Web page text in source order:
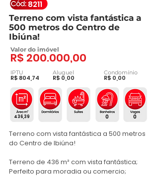
galeria
8211
Terreno com vista fantástica a
500 metros do Centro de
Ibiúna!
Valor do imóvel
R$ 200.000,00
IPTU
R$ 804,74
Aluguel
R$ 0,00
Condomínio
R$ 0,00
0 0
436,39
Terreno com vista fantástica a 500 metros
do Centro de Ibiúna!
Terreno de 436 m² com vista fantástica;
Perfeito para moradia ou comercio;